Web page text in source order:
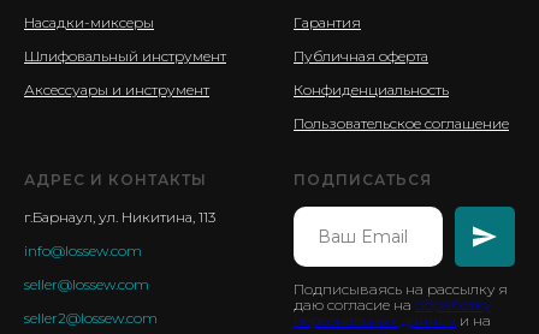
Насадки-миксеры
Шлифовальный инструмент
Аксессуары и инструмент
Гарантия
Публичная оферта
Конфиденциальность
Пользовательское соглашение
АДРЕС И КОНТАКТЫ
г.Барнаул, ул. Никитина, 113
info@lossew.com
seller@lossew.com
seller2@lossew.com
ПОДПИСАТЬСЯ
Подписываясь на рассылку я
даю согласие на обработку
персональных данных и на